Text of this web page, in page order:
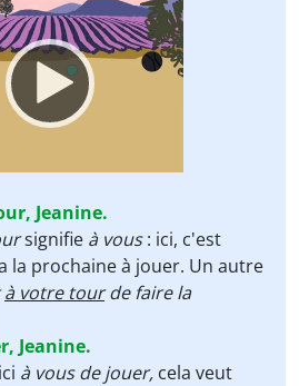
Jeanine.
signifie à vous: ici, c'est
la prochaine à jouer. Un autre
à votre tourde faire la
Jeanine.
à vous de jouer, cela veut